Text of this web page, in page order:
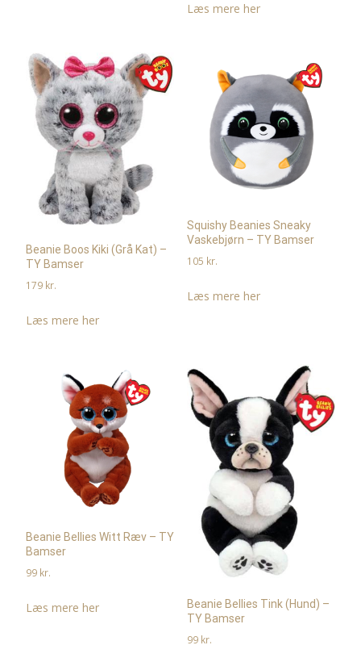
Læs mere her
Beanie Boos Kiki (Grå Kat) –
TY Bamser
179 kr.
Læs mere her
Squishy Beanies Sneaky
Vaskebjørn – TY Bamser
105 kr.
Læs mere her
Beanie Bellies Witt Ræv – TY
Bamser
99 kr.
Læs mere her
Beanie Bellies Tink (Hund) –
TY Bamser
99 kr.